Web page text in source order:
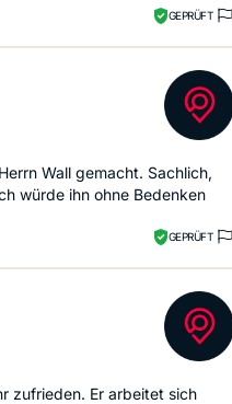
GEPRÜFT
Wall gemacht. Sachlich,
würde ihn ohne Bedenken
GEPRÜFT
zufrieden. Er arbeitet sich